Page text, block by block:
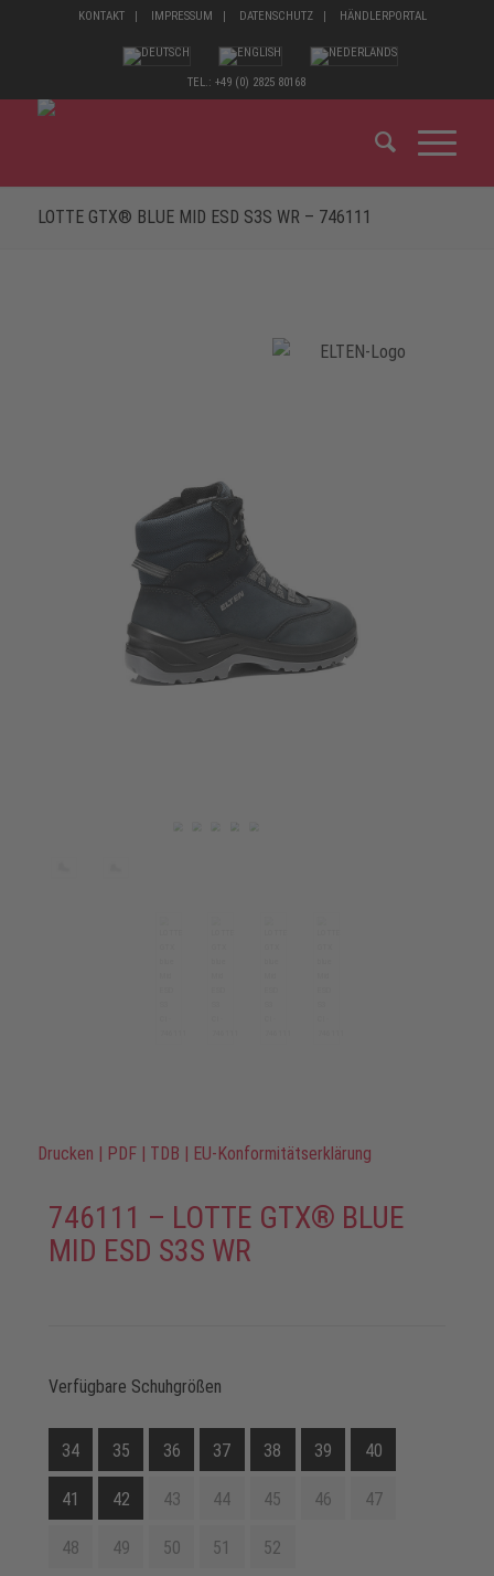
KONTAKT IMPRESSUM DATENSCHUTZ HÄNDLERPORTAL
TEL.: +49 (0) 2825 80168
LOTTE GTX® BLUE MID ESD S3S WR – 746111
Drucken | PDF | TDB | EU-Konformitätserklärung
746111 – LOTTE GTX® BLUE
MID ESD S3S WR
Verfügbare Schuhgrößen
34 35 36 37 38 39 40
41 42 43 44 45 46 47
48 49 50 51 52